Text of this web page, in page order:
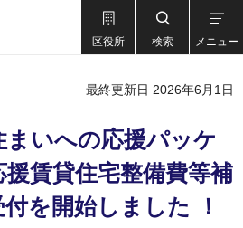
区役所 検索 メニュー
最終更新日 2026年6月1日
まいへの応援パッケ
賃貸住宅整備費等補
を開始しました ！